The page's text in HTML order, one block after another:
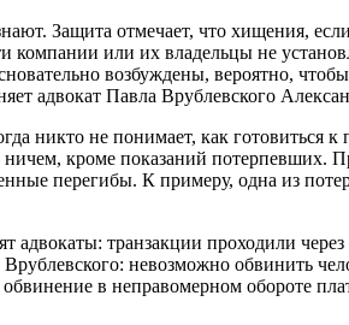
Защита отмечает, что хищения,
компании или их владельцы не
возбуждены, вероятно,
адвокат Павла Врублевского
никто не понимает, как
кроме показаний
перегибы. К примеру, одна из
адвокаты: транзакции проходили
невозможно обвинить
в неправомерном обороте